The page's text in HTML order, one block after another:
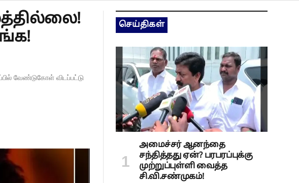
வேண்டுகோள் விடப்பட்டு
செய்திகள்
அமைச்சர் ஆனந்தை
சந்தித்தது ஏன்? பரபரப்புக்கு
முற்றுப்புள்ளி வைத்த
சி.வி.சண்முகம்!